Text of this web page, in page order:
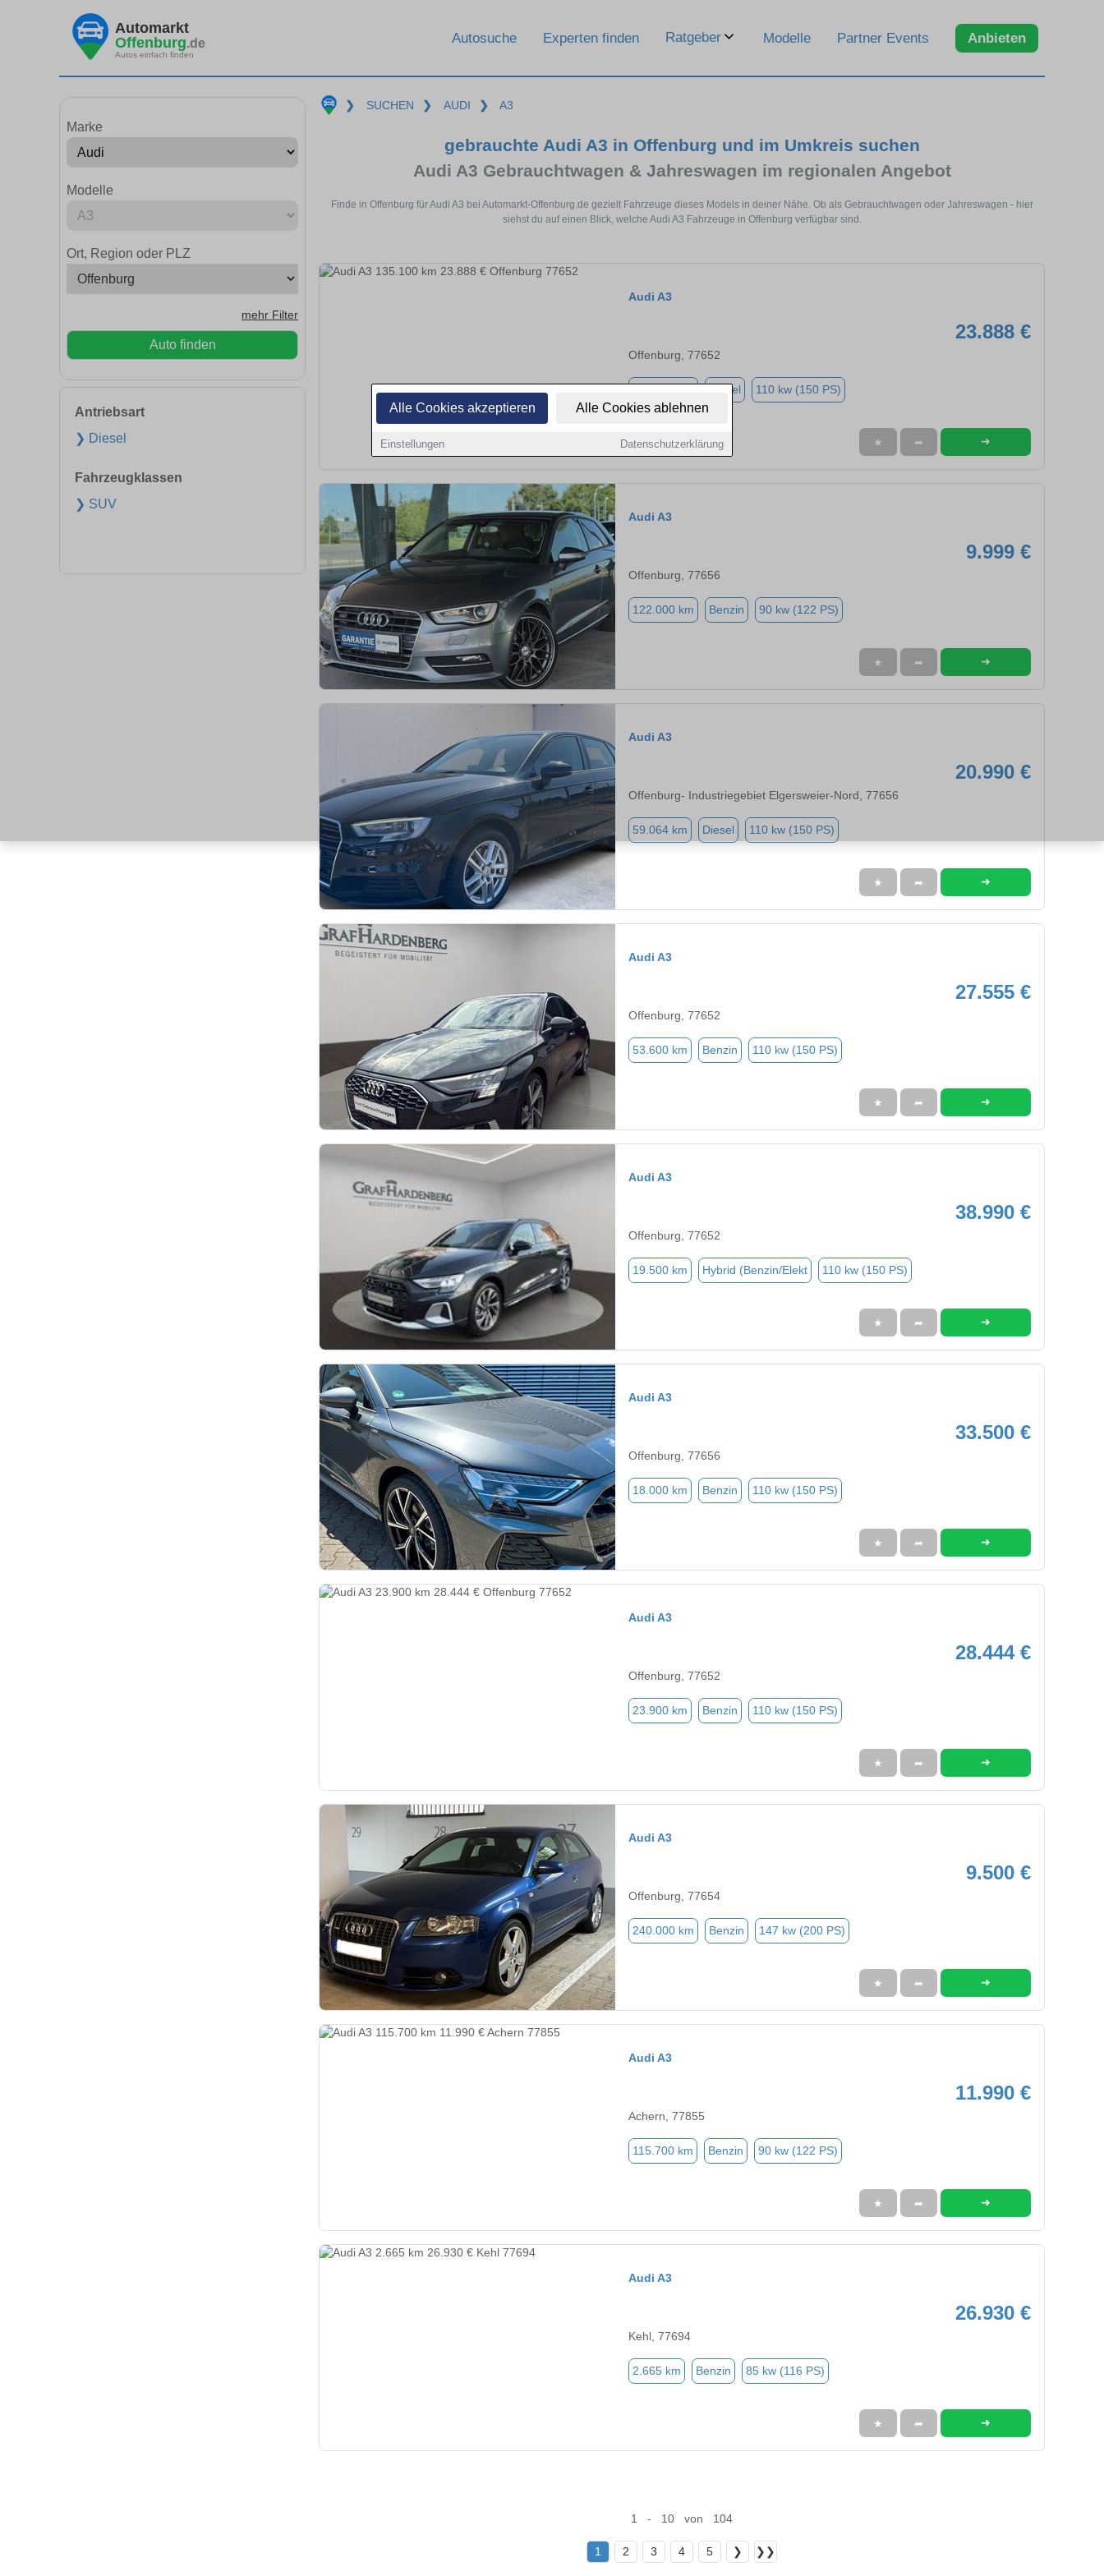
Alle Cookies akzeptieren Alle Cookies ablehnen
Einstellungen Datenschutzerklärung
Automarkt
Offenburg.de
Autos einfach finden
Autosuche Experten finden Ratgeber Modelle Partner Events Anbieten
Marke
Modelle
Ort, Region oder PLZ
mehr Filter
Auto finden
Antriebsart
❯ Diesel
Fahrzeugklassen
❯ SUV
❯ SUCHEN ❯ AUDI ❯ A3
gebrauchte Audi A3 in Offenburg und im Umkreis suchen
Audi A3 Gebrauchtwagen & Jahreswagen im regionalen Angebot
Finde in Offenburg für Audi A3 bei Automarkt-Offenburg.de gezielt Fahrzeuge dieses Models in deiner Nähe. Ob als Gebrauchtwagen oder Jahreswagen - hier
siehst du auf einen Blick, welche Audi A3 Fahrzeuge in Offenburg verfügbar sind.
Audi A3
23.888 €
Offenburg, 77652
Diesel 110 kw (150 PS)
★ ➦ ➜
Audi A3
9.999 €
Offenburg, 77656
122.000 km Benzin 90 kw (122 PS)
★ ➦ ➜
Audi A3
20.990 €
Offenburg- Industriegebiet Elgersweier-Nord, 77656
59.064 km Diesel 110 kw (150 PS)
★ ➦ ➜
Audi A3
27.555 €
Offenburg, 77652
53.600 km Benzin 110 kw (150 PS)
★ ➦ ➜
Audi A3
38.990 €
Offenburg, 77652
19.500 km Hybrid (Benzin/Elekt 110 kw (150 PS)
★ ➦ ➜
Audi A3
33.500 €
Offenburg, 77656
18.000 km Benzin 110 kw (150 PS)
★ ➦ ➜
Audi A3
28.444 €
Offenburg, 77652
23.900 km Benzin 110 kw (150 PS)
★ ➦ ➜
Audi A3
9.500 €
Offenburg, 77654
240.000 km Benzin 147 kw (200 PS)
★ ➦ ➜
Audi A3
11.990 €
Achern, 77855
115.700 km Benzin 90 kw (122 PS)
★ ➦ ➜
Audi A3
26.930 €
Kehl, 77694
2.665 km Benzin 85 kw (116 PS)
★ ➦ ➜
1 - 10 von 104
1 2 3 4 5 ❯ ❯❯